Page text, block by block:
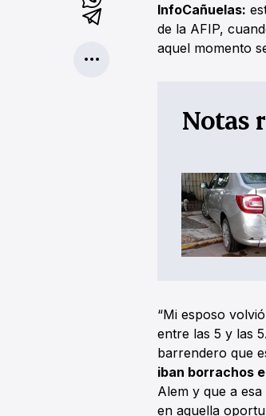
InfoCañuelas:
de la AFIP,
aquel momento
Notas
“Mi esposo
entre las 5 y las
barrendero que
iban borrachos
Alem y que a
en aquella